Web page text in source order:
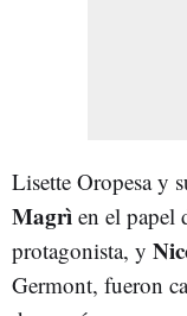
Lisette Oropesa y
Magrì en el papel
protagonista, y
Germont, fueron